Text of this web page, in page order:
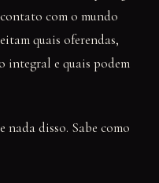
com o mundo
quais oferendas,
integral e quais podem
disso. Sabe como